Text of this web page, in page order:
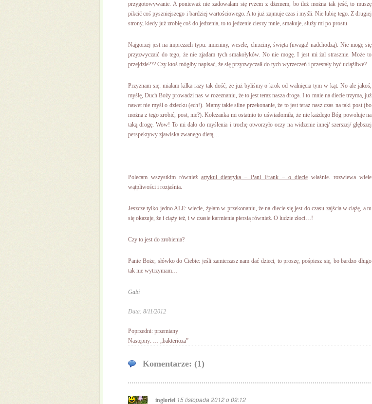
przygotowywanie. A ponieważ nie zadowalam się ryżem z dżemem, bo ileż można tak jeść, to muszę
pikcić coś pyszniejszego i bardziej wartościowego. A to już zajmuje czas i myśli. Nie lubię tego. Z drugiej
strony, kiedy już zrobię coś do jedzenia, to to jedzenie cieszy mnie, smakuje, służy mi po prostu.
Najgorzej jest na imprezach typu: imieniny, wesele, chrzciny, święta (uwaga! nadchodzą). Nie mogę się
przyzwyczaić do tego, że nie zjadam tych smakołyków. No nie mogę. I jest mi żal strasznie. Może to
przejdzie??? Czy ktoś mógłby napisać, że się przyzwyczaił do tych wyrzeczeń i przestały być uciążliwe?
Przyznam się: miałam kilka razy tak dość, że już byliśmy o krok od walnięcia tym w kąt. No ale jakoś,
myślę, Duch Boży prowadzi nas w rozeznaniu, że to jest teraz nasza droga. I to mnie na diecie trzyma, już
nawet nie myśl o dziecku (ech!). Mamy takie silne przekonanie, że to jest teraz nasz czas na taki post (bo
można z tego zrobić, post, nie?). Koleżanka mi ostatnio to uświadomiła, że nie każdego Bóg powołuje na
taką drogę. Wow! To mi dało do myślenia i trochę otworzyło oczy na widzenie innej/ szerszej/ głębszej
perspektywy zjawiska zwanego dietą…
Polecam wszystkim równieżartykuł dietetyka – Pani Frank – o dieciewłaśnie. rozwiewa wiele
wątpliwości i rozjaśnia.
Jeszcze tylko jedno ALE: wiecie, żyłam w przekonaniu, że na diecie się jest do czasu zajścia w ciążę, a tu
się okazuje, że i ciąży też, i w czasie karmienia piersią również. O ludzie złoci…!
Czy to jest do zrobienia?
Panie Boże, słówko do Ciebie: jeśli zamierzasz nam dać dzieci, to proszę, pośpiesz się, bo bardzo długo
tak nie wytrzymam…
Gabi
Data: 8/11/2012
Poprzedni: przemiany
Następny: … „bakterioza”
Komentarze: (1)
ingloriel 15 listopada 2012 o 09:12